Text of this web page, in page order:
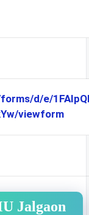
d/e/
viewform
Jalgaon